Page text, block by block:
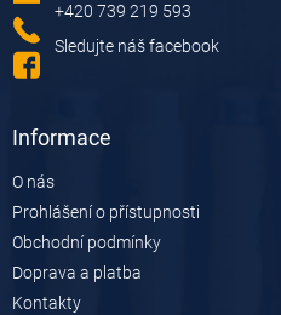
+420 739 219 593
Sledujte náš facebook
Informace
O nás
Prohlášení o přístupnosti
Obchodní podmínky
Doprava a platba
Kontakty